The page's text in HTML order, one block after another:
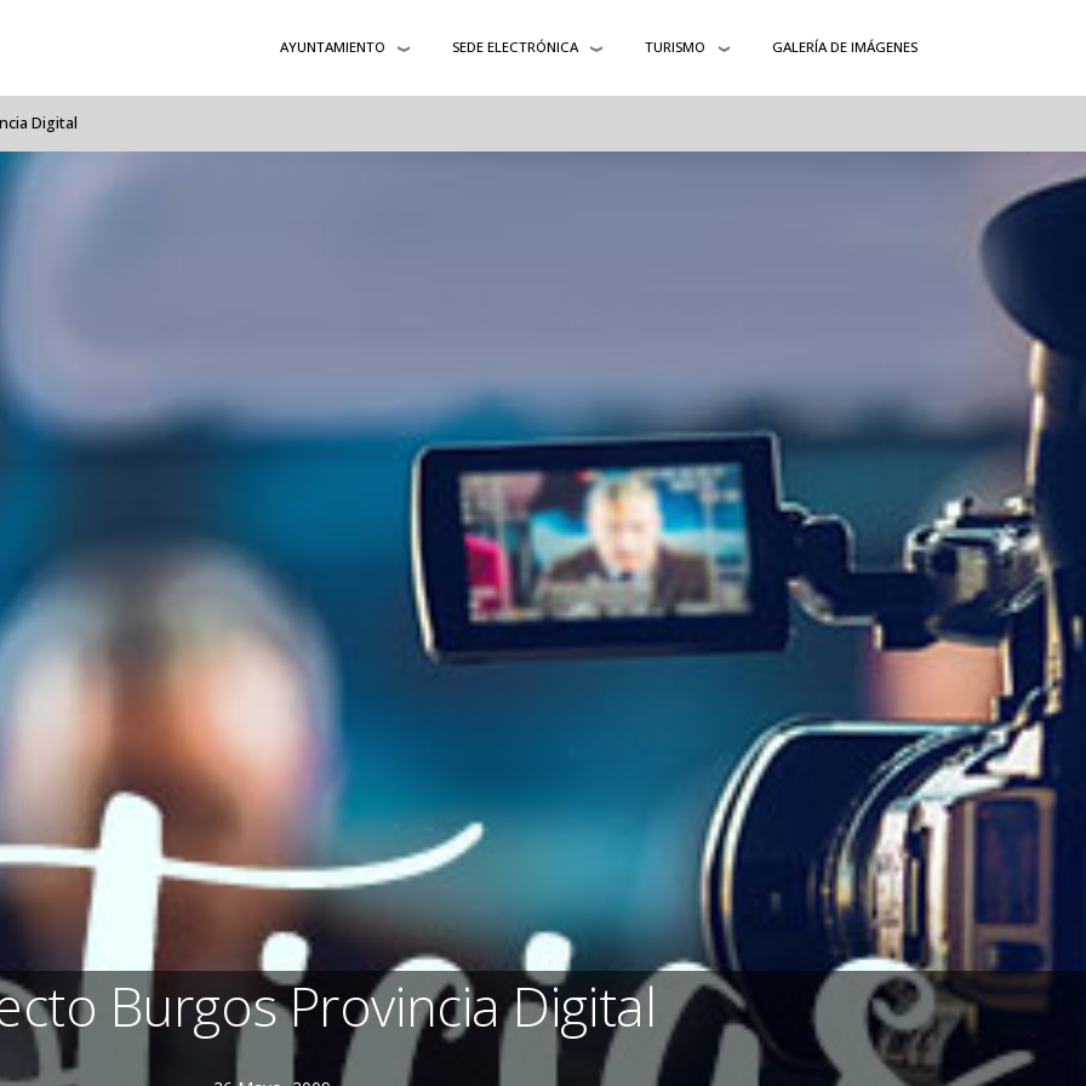
AYUNTAMIENTO SEDE ELECTRÓNICA TURISMO GALERÍA DE IMÁGENES
Digital
Burgos Provincia Digital